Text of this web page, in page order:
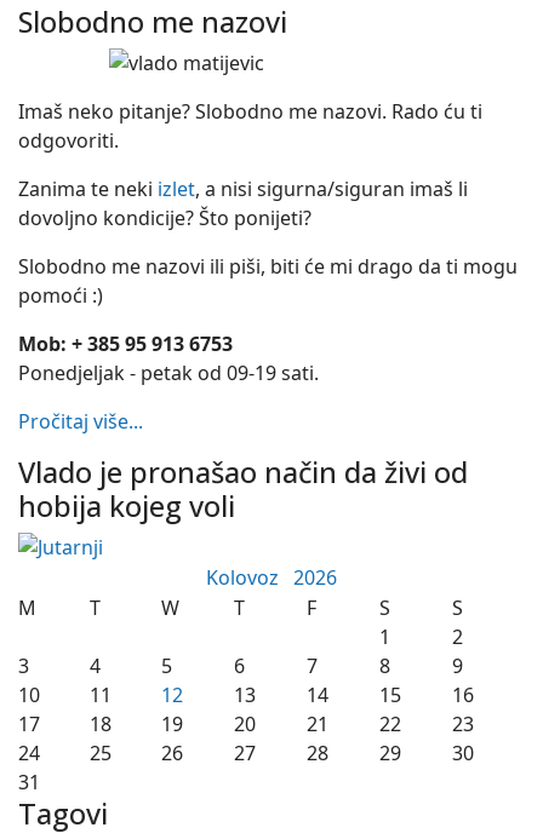
Slobodno me nazovi
Imaš neko pitanje? Slobodno me nazovi. Rado ću ti
odgovoriti.
Zanima te neki izlet, a nisi sigurna/siguran imaš li
dovoljno kondicije? Što ponijeti?
Slobodno me nazovi ili piši, biti će mi drago da ti mogu
pomoći :)
Mob: + 385 95 913 6753
Ponedjeljak - petak od 09-19 sati.
Pročitaj više...
Vlado je pronašao način da živi od
hobija kojeg voli
Kolovoz 2026
M
T W T F S
S
1
2
3
4 5 6 7 8
9
10
11 12 13 14 15
16
17
18 19 20 21 22
23
24
25 26 27 28 29
30
31
Tagovi